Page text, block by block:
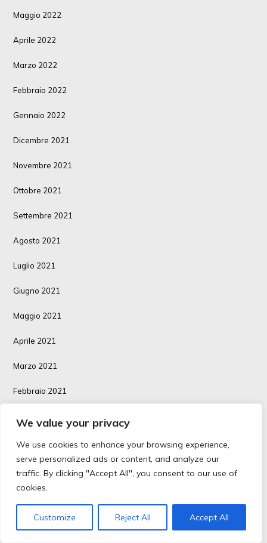
We value your privacy
We use cookies to enhance your browsing experience,
serve personalized ads or content, and analyze our
traffic. By clicking "Accept All", you consent to our use of
cookies.
Customize Reject All Accept All
Maggio 2022
Aprile 2022
Marzo 2022
Febbraio 2022
Gennaio 2022
Dicembre 2021
Novembre 2021
Ottobre 2021
Settembre 2021
Agosto 2021
Luglio 2021
Giugno 2021
Maggio 2021
Aprile 2021
Marzo 2021
Febbraio 2021
Dicembre 2020
Novembre 2020
Ottobre 2020
Maggio 2017